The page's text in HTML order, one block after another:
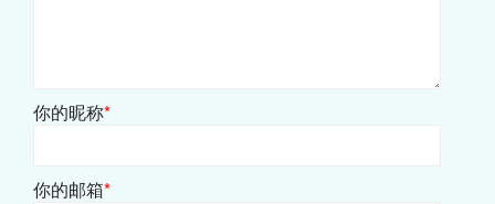
你的昵称*
你的邮箱*